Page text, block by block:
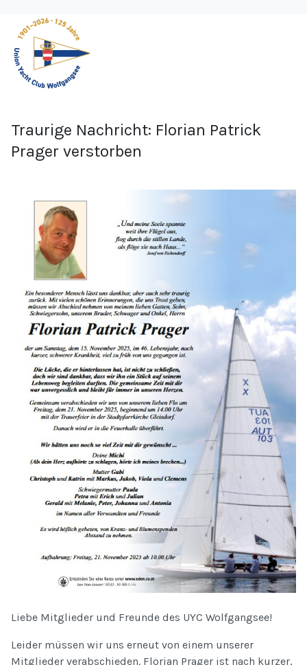
Traurige Nachricht: Florian Patrick
Prager verstorben
Liebe Mitglieder und Freunde des UYC Wolfgangsee!
Leider müssen wir uns erneut von einem unserer
Mitglieder verabschieden. Florian Prager ist nach kurzer,